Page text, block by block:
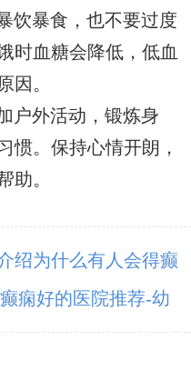
饮暴食，也不要过度
时血糖会降低，低血
因。
户外活动，锻炼身
惯。保持心情开朗，
助。
绍为什么有人会得癫
痫好的医院推荐-幼
?